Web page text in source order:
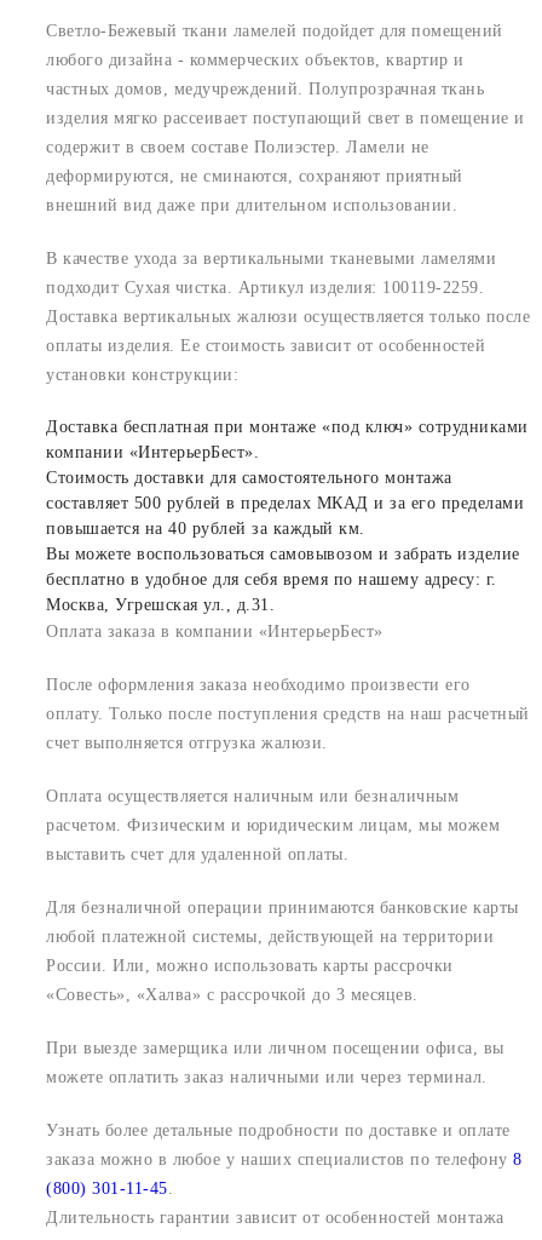
Светло-Бежевый ткани ламелей подойдет для помещений
любого дизайна - коммерческих объектов, квартир и
частных домов, медучреждений. Полупрозрачная ткань
изделия мягко рассеивает поступающий свет в помещение и
содержит в своем составе Полиэстер. Ламели не
деформируются, не сминаются, сохраняют приятный
внешний вид даже при длительном использовании.
В качестве ухода за вертикальными тканевыми ламелями
подходит Сухая чистка. Артикул изделия: 100119-2259.
Доставка вертикальных жалюзи осуществляется только после
оплаты изделия. Ее стоимость зависит от особенностей
установки конструкции:
Доставка бесплатная при монтаже «под ключ» сотрудниками
компании «ИнтерьерБест».
Стоимость доставки для самостоятельного монтажа
составляет 500 рублей в пределах МКАД и за его пределами
повышается на 40 рублей за каждый км.
Вы можете воспользоваться самовывозом и забрать изделие
бесплатно в удобное для себя время по нашему адресу: г.
Москва, Угрешская ул., д.31.
Оплата заказа в компании «ИнтерьерБест»
После оформления заказа необходимо произвести его
оплату. Только после поступления средств на наш расчетный
счет выполняется отгрузка жалюзи.
Оплата осуществляется наличным или безналичным
расчетом. Физическим и юридическим лицам, мы можем
выставить счет для удаленной оплаты.
Для безналичной операции принимаются банковские карты
любой платежной системы, действующей на территории
России. Или, можно использовать карты рассрочки
«Совесть», «Халва» с рассрочкой до 3 месяцев.
При выезде замерщика или личном посещении офиса, вы
можете оплатить заказ наличными или через терминал.
Узнать более детальные подробности по доставке и оплате
заказа можно в любое у наших специалистов по телефону 8
(800) 301-11-45
Длительность гарантии зависит от особенностей монтажа